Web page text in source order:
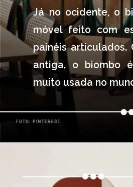
Já no ocidente, o
móvel feito com
painéis articulados.
antiga, o biombo
muito usada no